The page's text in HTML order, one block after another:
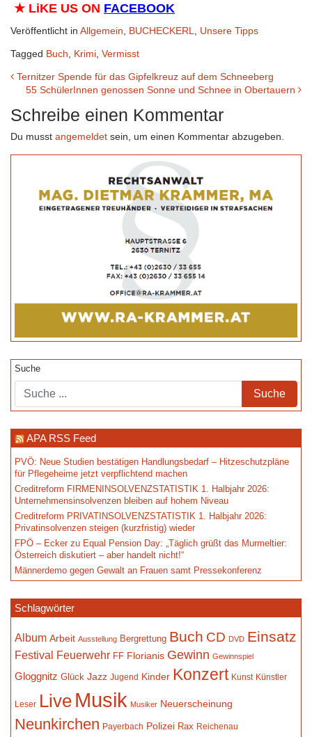
★ LiKE US ON FACEBOOK
Veröffentlicht in Allgemein BUCHECKERL Unsere Tipps
Tagged Buch Krimi Vermisst
Beitrags-
Navigation
Ternitzer Spende für das Gipfelkreuz auf dem Schneeberg
55 SchülerInnen genossen Sonne und Schnee in Obertauern
Schreibe einen Kommentar
Du musst angemeldet sein, um einen Kommentar abzugeben.
Suche
APA RSS Feed
PVÖ: Neue Studien bestätigen Handlungsbedarf – Hitzeschutzpläne
für Pflegeheime jetzt verpflichtend machen
Creditreform FIRMENINSOLVENZSTATISTIK 1. Halbjahr 2026:
Unternehmensinsolvenzen bleiben auf hohem Niveau
Creditreform PRIVATINSOLVENZSTATISTIK 1. Halbjahr 2026:
Privatinsolvenzen steigen (kurzfristig) wieder
FPÖ – Ecker zu Equal Pension Day: „Täglich grüßt das Murmeltier:
Österreich diskutiert – aber handelt nicht!“
Männerdemo gegen Gewalt an Frauen samt Pressekonferenz
Schlagwörter
Album Arbeit Ausstellung Bergrettung Buch CD DVD Einsatz
Festival Feuerwehr FF Florianis Gewinn Gewinnspiel
Gloggnitz Glück Jazz Jugend Kinder Konzert Kunst Künstler
Leser Live Musik Musiker Neuerscheinung
Neunkirchen Payerbach Polizei Rax Reichenau